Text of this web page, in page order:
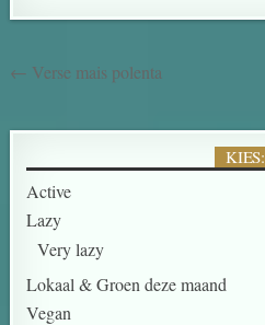
← Verse mais polenta
KIES:
Active
Lazy
Very lazy
Lokaal & Groen deze maand
Vegan